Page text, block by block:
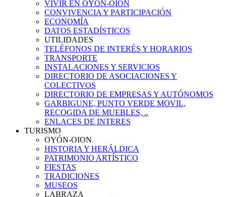
VIVIR EN OYÓN-OION
CONVIVENCIA Y PARTICIPACIÓN
ECONOMÍA
DATOS ESTADÍSTICOS
UTILIDADES
TELÉFONOS DE INTERÉS Y HORARIOS
TRANSPORTE
INSTALACIONES Y SERVICIOS
DIRECTORIO DE ASOCIACIONES Y
COLECTIVOS
DIRECTORIO DE EMPRESAS Y AUTÓNOMOS
GARBIGUNE, PUNTO VERDE MOVIL,
RECOGIDA DE MUEBLES, ..
ENLACES DE INTERES
TURISMO
OYÓN-OION
HISTORIA Y HERÁLDICA
PATRIMONIO ARTÍSTICO
FIESTAS
TRADICIONES
MUSEOS
LABRAZA